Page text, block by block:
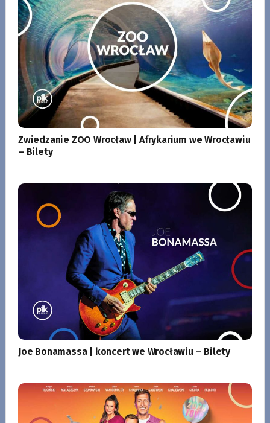
Zwiedzanie ZOO Wrocław | Afrykarium we Wrocławiu
– Bilety
Joe Bonamassa | koncert we Wrocławiu – Bilety